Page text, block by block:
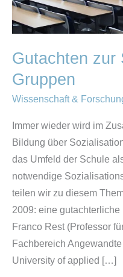
Gutachten zur
Gruppen
Wissenschaft &
Immer wieder wird im
Bildung über
das Umfeld der Schule
notwendige
teilen wir zu diesem
2009: eine
Franco Rest (Professor
Fachbereich
University of applied […]